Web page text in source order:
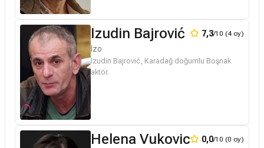
Izudin Bajrović 7,3/10 (4 oy)
Izo
Izudin Bajrović, Karadağ doğumlu Boşnak
aktör.
Helena Vukovic 0,0/10 (0 oy)